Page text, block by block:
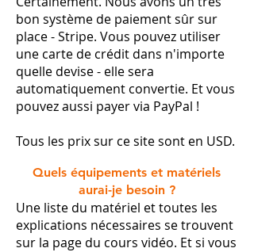
bon système de paiement sûr sur
place - Stripe. Vous pouvez utiliser
une carte de crédit dans n'importe
quelle devise - elle sera
automatiquement convertie. Et vous
pouvez aussi payer via PayPal !
Tous les prix sur ce site sont en USD.
Quels équipements et matériels
aurai-je besoin ?
Une liste du matériel et toutes les
explications nécessaires se trouvent
sur la page du cours vidéo. Et si vous